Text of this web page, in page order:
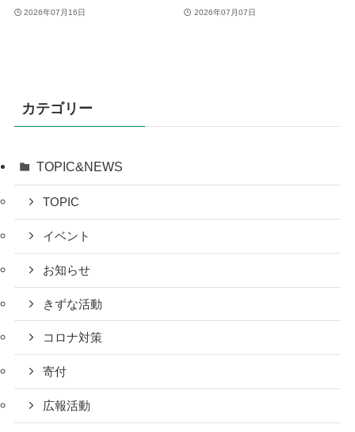
2026年07月16日 2026年07月07日
カテゴリー
TOPIC&NEWS
TOPIC
イベント
お知らせ
きずな活動
コロナ対策
寄付
広報活動